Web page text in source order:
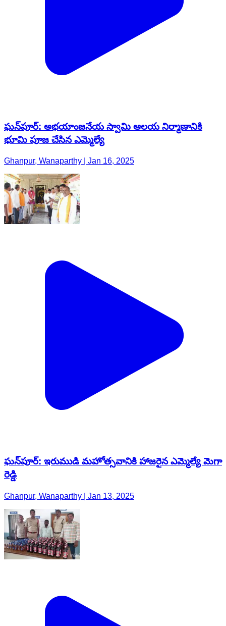
ఘన్‌పూర్: అభయాంజనేయ స్వామి ఆలయ నిర్మాణానికి
భూమి పూజ చేసిన ఎమ్మెల్యే
Ghanpur, Wanaparthy | Jan 16, 2025
ఘన్‌పూర్: ఇరుముడి మహోత్సవానికి హాజరైన ఎమ్మెల్యే మెగా
రెడ్డి
Ghanpur, Wanaparthy | Jan 13, 2025